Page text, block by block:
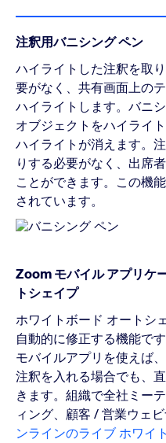
注釈用バニシング ペン
ハイライトした注釈を取
要がなく、共有画面上の
ハイライトします。バニ
オブジェクトをハイライ
ハイライトが消えます。
りする必要がなく、出席
ことができます。この機
されています。
Zoom モバイル アプリケ
トシェイプ
ホワイトボード オートシ
自動的に修正する機能で
モバイルアプリを使えば
注釈を入れる場合でも、
きます。組織で全社ミー
ィング、顧客 / 営業ウェ
ンラインのライブ ホワイ